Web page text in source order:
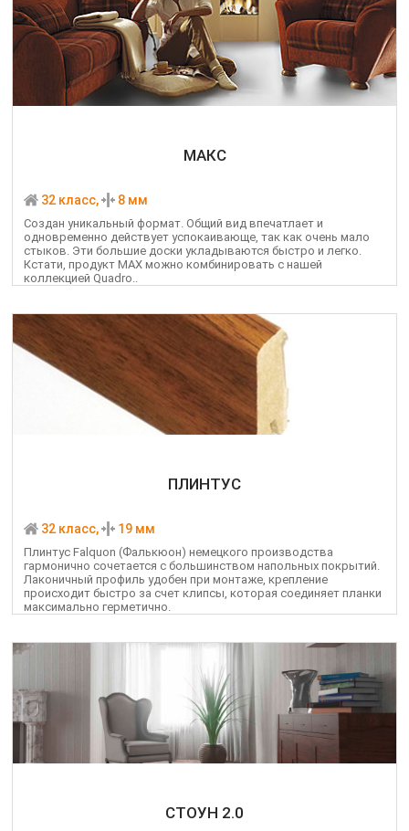
МАКС
32 класс, 8 мм
Создан уникальный формат. Общий вид впечатлает и
одновременно действует успокаивающе, так как очень мало
стыков. Эти большие доски укладываются быстро и легко.
Кстати, продукт MAX можно комбинировать с нашей
коллекцией Quadro..
ПЛИНТУС
32 класс, 19 мм
Плинтус Falquon (Фалькюон) немецкого производства
гармонично сочетается с большинством напольных покрытий.
Лаконичный профиль удобен при монтаже, крепление
происходит быстро за счет клипсы, которая соединяет планки
максимально герметично.
СТОУН 2.0